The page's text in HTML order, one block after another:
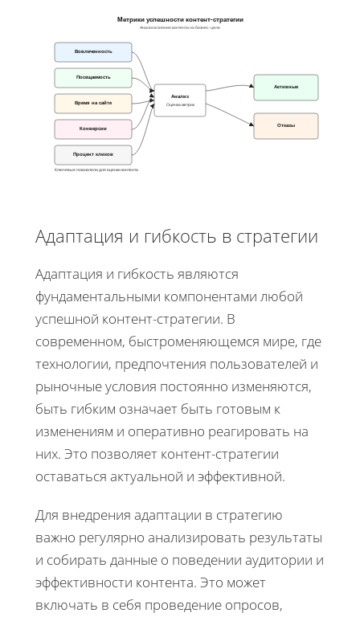
Метрики успешности контент-стратегии
Анализ влияния контента на бизнес-цели
Вовлеченность
Посещаемость
Время на сайте
Конверсии
Процент кликов
Анализ
Оценка метрик
Активные
Отказы
Ключевые показатели для оценки контента
Адаптация и гибкость в стратегии
Адаптация и гибкость являются
фундаментальными компонентами любой
успешной контент-стратегии. В
современном, быстроменяющемся мире, где
технологии, предпочтения пользователей и
рыночные условия постоянно изменяются,
быть гибким означает быть готовым к
изменениям и оперативно реагировать на
них. Это позволяет контент-стратегии
оставаться актуальной и эффективной.
Для внедрения адаптации в стратегию
важно регулярно анализировать результаты
и собирать данные о поведении аудитории и
эффективности контента. Это может
включать в себя проведение опросов,